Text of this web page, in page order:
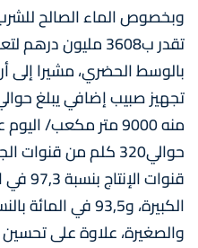
وبخصوص الماء الصالح
تقدر ب3608 مليون
بالوسط الحضري، مشيرا
منه 9000 متر مكعب/
حوالي320 كلم من
قنوات
الكبيرة، و93,5 في
والصغيرة، علاوة على